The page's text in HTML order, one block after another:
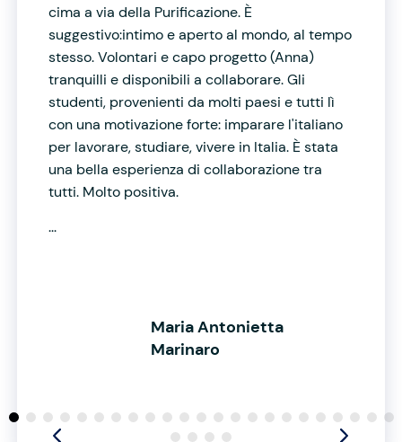
cima a via della Purificazione. È
suggestivo:intimo e aperto al mondo, al tempo
stesso. Volontari e capo progetto (Anna)
tranquilli e disponibili a collaborare. Gli
studenti, provenienti da molti paesi e tutti lì
con una motivazione forte: imparare l'italiano
per lavorare, studiare, vivere in Italia. È stata
una bella esperienza di collaborazione tra
tutti. Molto positiva.
...
Maria Antonietta
Marinaro